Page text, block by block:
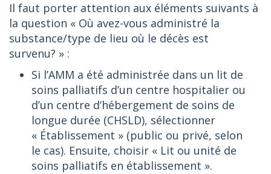
Il faut porter attention aux éléments suivants à
la question « Où avez-vous administré la
substance/type de lieu où le décès est
survenu? » :
Si l’AMM a été administrée dans un lit de
soins palliatifs d’un centre hospitalier ou
d’un centre d’hébergement de soins de
longue durée (CHSLD), sélectionner
« Établissement » (public ou privé, selon
le cas). Ensuite, choisir « Lit ou unité de
soins palliatifs en établissement ».